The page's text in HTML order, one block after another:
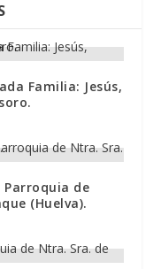
Familia: Jesús,
Parroquia de
(Huelva).